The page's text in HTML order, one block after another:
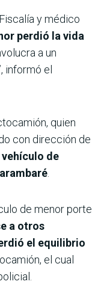
y médico
perdió la vida
a un
informó el
quien
con dirección de
vehículo de
de menor porte
a otros
el equilibrio
el cual